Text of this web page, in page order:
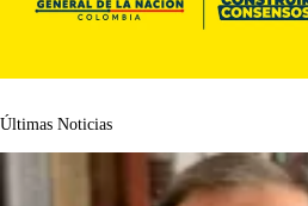
Últimas Noticias